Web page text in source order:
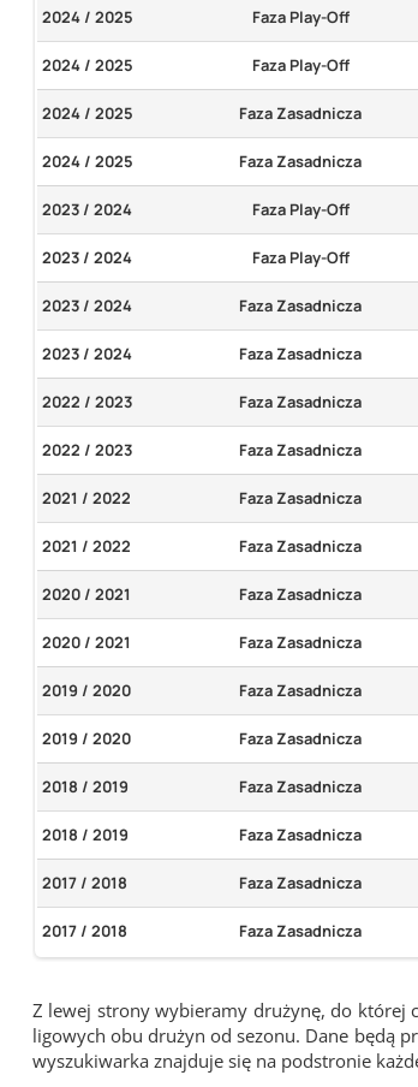
2024 / 2025 Faza Play-Off
2024 / 2025 Faza Play-Off
2024 / 2025 Faza Zasadnicza
2024 / 2025 Faza Zasadnicza
2023 / 2024 Faza Play-Off
2023 / 2024 Faza Play-Off
2023 / 2024 Faza Zasadnicza
2023 / 2024 Faza Zasadnicza
2022 / 2023 Faza Zasadnicza
2022 / 2023 Faza Zasadnicza
2021 / 2022 Faza Zasadnicza
2021 / 2022 Faza Zasadnicza
2020 / 2021 Faza Zasadnicza
2020 / 2021 Faza Zasadnicza
2019 / 2020 Faza Zasadnicza
2019 / 2020 Faza Zasadnicza
2018 / 2019 Faza Zasadnicza
2018 / 2019 Faza Zasadnicza
2017 / 2018 Faza Zasadnicza
2017 / 2018 Faza Zasadnicza
Z lewej strony wybieramy drużynę, do której
ligowych obu drużyn od sezonu. Dane będą
wyszukiwarka znajduje się na podstronie